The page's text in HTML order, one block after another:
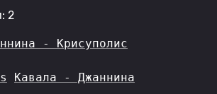
2
- Крисуполис
Кавала - Джаннина